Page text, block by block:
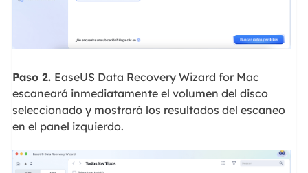
Paso 2. EaseUS Data Recovery Wizard for Mac
escaneará inmediatamente el volumen del disco
seleccionado y mostrará los resultados del escaneo
en el panel izquierdo.